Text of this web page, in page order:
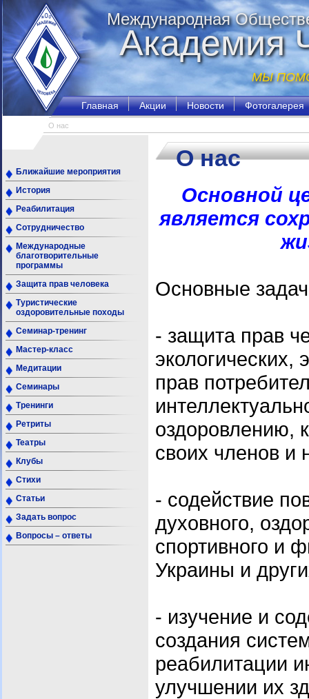
Международная
Академия
МЫ
Главная Акции Новости Фотогалерея
О нас
Ближайшие мероприятия
История
Реабилитация
Сотрудничество
Международные
благотворительные
программы
Защита прав человека
Туристические
оздоровительные походы
Семинар-тренинг
Мастер-класс
Медитации
Семинары
Тренинги
Ретриты
Театры
Клубы
Стихи
Статьи
Задать вопрос
Вопросы – ответы
О нас
Основной
является
Основные
- защита прав
экологических,
прав
оздоровлению,
своих членов и
- содействие
духовного,
спортивного и
Украины и
- изучение и
создания
реабилитации
улучшении их